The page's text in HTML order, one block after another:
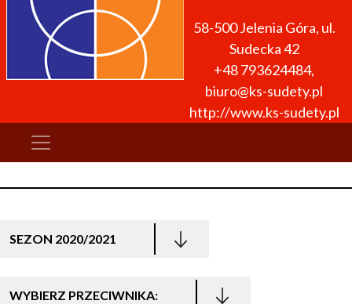
58-500 Jelenia Góra, ul.
Sudecka 42
+48 793624484,
biuro@ks-sudety.pl
http://www.ks-sudety.pl
SEZON 2020/2021
WYBIERZ PRZECIWNIKA: